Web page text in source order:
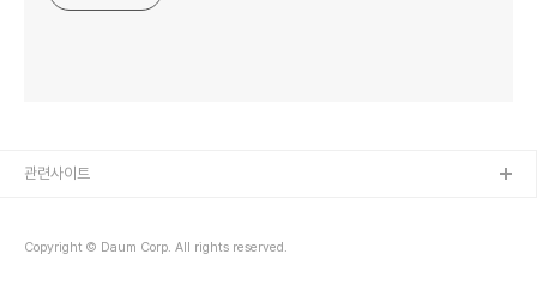
Copyright © Daum Corp. All rights reserved.
관련사이트